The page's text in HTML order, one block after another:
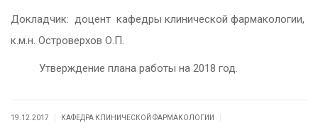
Докладчик: доцент кафедры клинической фармакологии,
к.м.н. Островерхов О.П.
Утверждение плана работы на 2018 год.
19.12.2017 КАФЕДРА КЛИНИЧЕСКОЙ ФАРМАКОЛОГИИ